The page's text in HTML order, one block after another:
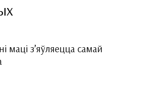
маці з’яўляецца самай